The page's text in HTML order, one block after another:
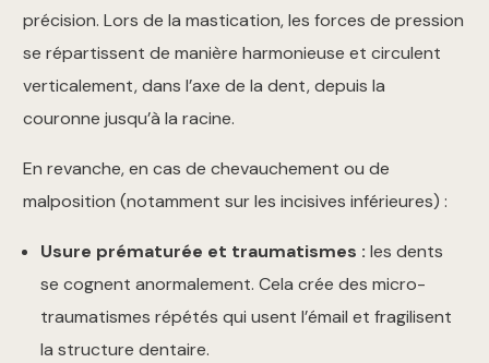
précision. Lors de la mastication, les forces de pression
se répartissent de manière harmonieuse et circulent
verticalement, dans l’axe de la dent, depuis la
couronne jusqu’à la racine.
En revanche, en cas de chevauchement ou de
malposition (notamment sur les incisives inférieures) :
Usure prématurée et traumatismes : les dents
se cognent anormalement. Cela crée des micro-
traumatismes répétés qui usent l’émail et fragilisent
la structure dentaire.